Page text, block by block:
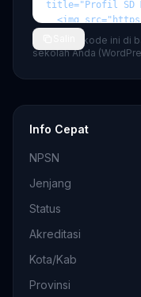
💡 Tempel kode ini di
sekolah Anda
Info Cepat
NPSN
Jenjang
Status
Akreditasi
Kota/Kab
Provinsi